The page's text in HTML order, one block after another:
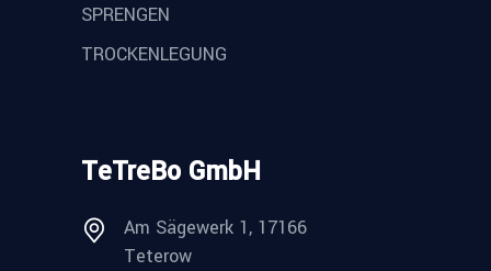
SPRENGEN
TROCKENLEGUNG
TeTreBo GmbH
Am Sägewerk 1, 17166
Teterow